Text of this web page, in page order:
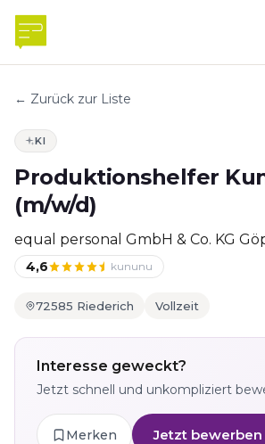
← Zurück zur Liste
KI
Produktionshelfer
(m/w/d)
equal personal GmbH & Co. KG
4,6 kununu
72585 Riederich Vollzeit
Interesse geweckt?
Jetzt schnell und unkompliziert
Merken Jetzt